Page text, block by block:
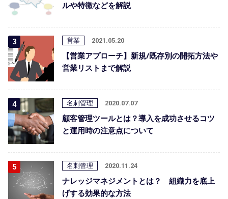
ルや特徴などを解説
営業 2021.05.20
【営業アプローチ】新規/既存別の開拓方法や
営業リストまで解説
名刺管理 2020.07.07
顧客管理ツールとは？導入を成功させるコツ
と運用時の注意点について
名刺管理 2020.11.24
ナレッジマネジメントとは？ 組織力を底上
げする効果的な方法